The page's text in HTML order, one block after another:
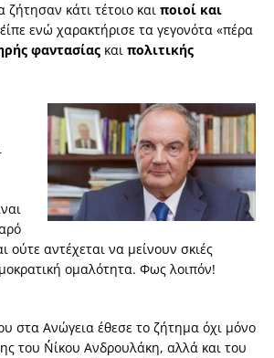
ζήτησαν κάτι τέτοιο και ποιοί και
ενώ χαρακτήρισε τα γεγονότα «πέρα
φαντασίας και πολιτικής
ούτε αντέχεται να μείνουν σκιές
ομαλότητα. Φως λοιπόν!
στα Ανώγεια έθεσε το ζήτημα όχι μόνο
του Ν΄΄ίκου Ανδρουλάκη, αλλά και του